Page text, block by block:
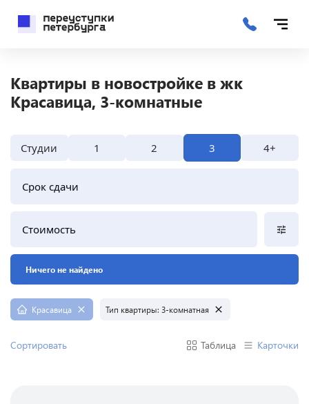
Квартиры в новостройке в жк
Красавица, 3-комнатные
Студии 1 2 3 4+
Срок сдачи
Стоимость
Ничего не найдено
Красавица Тип квартиры: 3-комнатная
Сортировать Таблица Карточки